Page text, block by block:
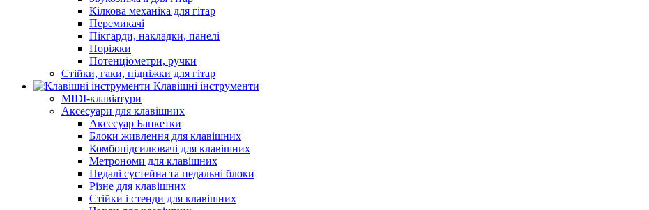
Кілкова механіка для гітар
Перемикачі
Пікгарди, накладки, панелі
Поріжки
Потенціометри, ручки
Стійки, гаки, підніжки для гітар
Клавішні інструменти
MIDI-клавіатури
Аксесуари для клавішних
Аксесуар Банкетки
Блоки живлення для клавішних
Комбопідсилювачі для клавішних
Метрономи для клавішних
Педалі сустейна та педальні блоки
Різне для клавішних
Стійки і стенди для клавішних